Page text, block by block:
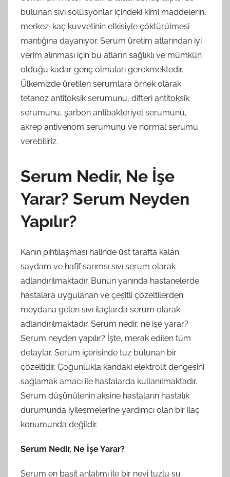
bulunan sıvı solüsyonlar içindeki kimi maddelerin,
merkez-kaç kuvvetinin etkisiyle çöktürülmesi
mantığına dayanıyor. Serum üretim atlarından iyi
verim alınması için bu atların sağlıklı ve mümkün
olduğu kadar genç olmaları gerekmektedir.
Ülkemizde üretilen serumlara örnek olarak
tetanoz antitoksik serumunu, difteri antitoksik
serumunu, şarbon antibakteriyel serumunu,
akrep antivenom serumunu ve normal serumu
verebiliriz.
Serum Nedir, Ne İşe
Yarar? Serum Neyden
Yapılır?
Kanın pıhtılaşması halinde üst tarafta kalan
saydam ve hafif sarımsı sıvı serum olarak
adlandırılmaktadır. Bunun yanında hastanelerde
hastalara uygulanan ve çeşitli çözeltilerden
meydana gelen sıvı ilaçlarda serum olarak
adlandırılmaktadır. Serum nedir, ne işe yarar?
Serum neyden yapılır? İşte, merak edilen tüm
detaylar. Serum içerisinde tuz bulunan bir
çözeltidir. Çoğunlukla kandaki elektrolit dengesini
sağlamak amacı ile hastalarda kullanılmaktadır.
Serum düşünülenin aksine hastaların hastalık
durumunda iyileşmelerine yardımcı olan bir ilaç
konumunda değildir.
Serum Nedir, Ne İşe Yarar?
Serum en basit anlatımı ile bir nevi tuzlu su